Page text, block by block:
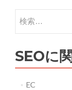
ビ
ゲ
シ
ョ
索:
SEOに
EC